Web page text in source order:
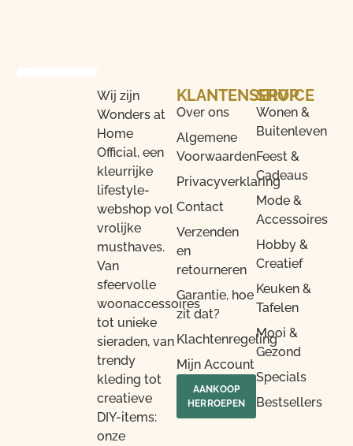
Wij zijn
Wonders at
Home
Official, een
kleurrijke
lifestyle-
webshop vol
vrolijke
musthaves.
Van
sfeervolle
woonaccessoires
tot unieke
sieraden, van
trendy
kleding tot
creatieve
DIY-items:
onze
SHOP
Wonen &
Buitenleven
Feest &
Cadeaus
Mode &
Accessoires
Hobby &
Creatief
Keuken &
Tafelen
Mooi &
Gezond
Specials
Bestsellers
KLANTENSERVICE
Over ons
Algemene
Voorwaarden
Privacyverklaring
Contact
Verzenden
en
retourneren
Garantie, hoe
zit dat?
Klachtenregeling
Mijn Account
AANKOOP
HERROEPEN